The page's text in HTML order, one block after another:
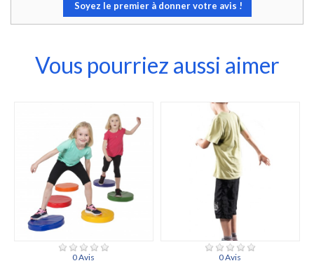
Soyez le premier à donner votre avis !
Vous pourriez aussi aimer
0 Avis 0 Avis